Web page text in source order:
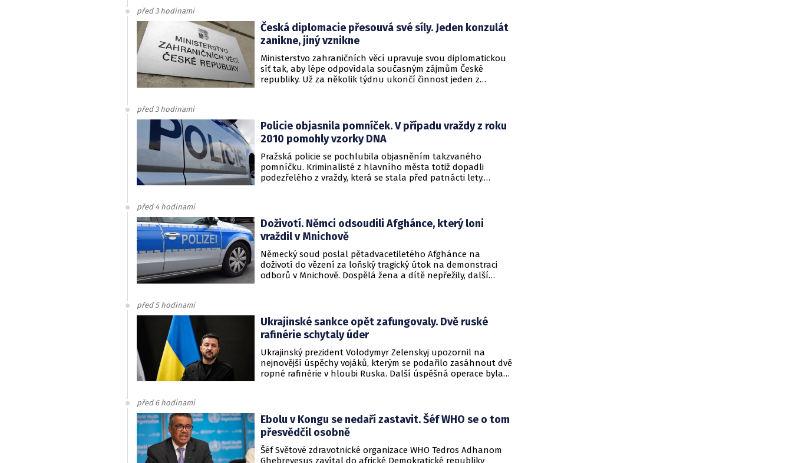
před 3 hodinami
Česká diplomacie přesouvá své síly. Jeden konzulát
zanikne, jiný vznikne
Ministerstvo zahraničních věcí upravuje svou diplomatickou
síť tak, aby lépe odpovídala současným zájmům České
republiky. Už za několik týdnu ukončí činnost jeden z
před 3 hodinami
Policie objasnila pomníček. V případu vraždy z roku
2010 pomohly vzorky DNA
Pražská policie se pochlubila objasněním takzvaného
pomníčku. Kriminalisté z hlavního města totiž dopadli
podezřelého z vraždy, která se stala před patnácti lety.
před 4 hodinami
Doživotí. Němci odsoudili Afghánce, který loni
vraždil v Mnichově
Německý soud poslal pětadvacetiletého Afghánce na
doživotí do vězení za loňský tragický útok na demonstraci
odborů v Mnichově. Dospělá žena a dítě nepřežily, další
před 5 hodinami
Ukrajinské sankce opět zafungovaly. Dvě ruské
rafinérie schytaly úder
Ukrajinský prezident Volodymyr Zelenskyj upozornil na
nejnovější úspěchy vojáků, kterým se podařilo zasáhnout dvě
ropné rafinérie v hloubi Ruska. Další úspěšná operace byla
před 6 hodinami
Ebolu v Kongu se nedaří zastavit. Šéf WHO se o tom
přesvědčil osobně
Šéf Světové zdravotnické organizace WHO Tedros Adhanom
Ghebreyesus zavítal do africké Demokratické republiky